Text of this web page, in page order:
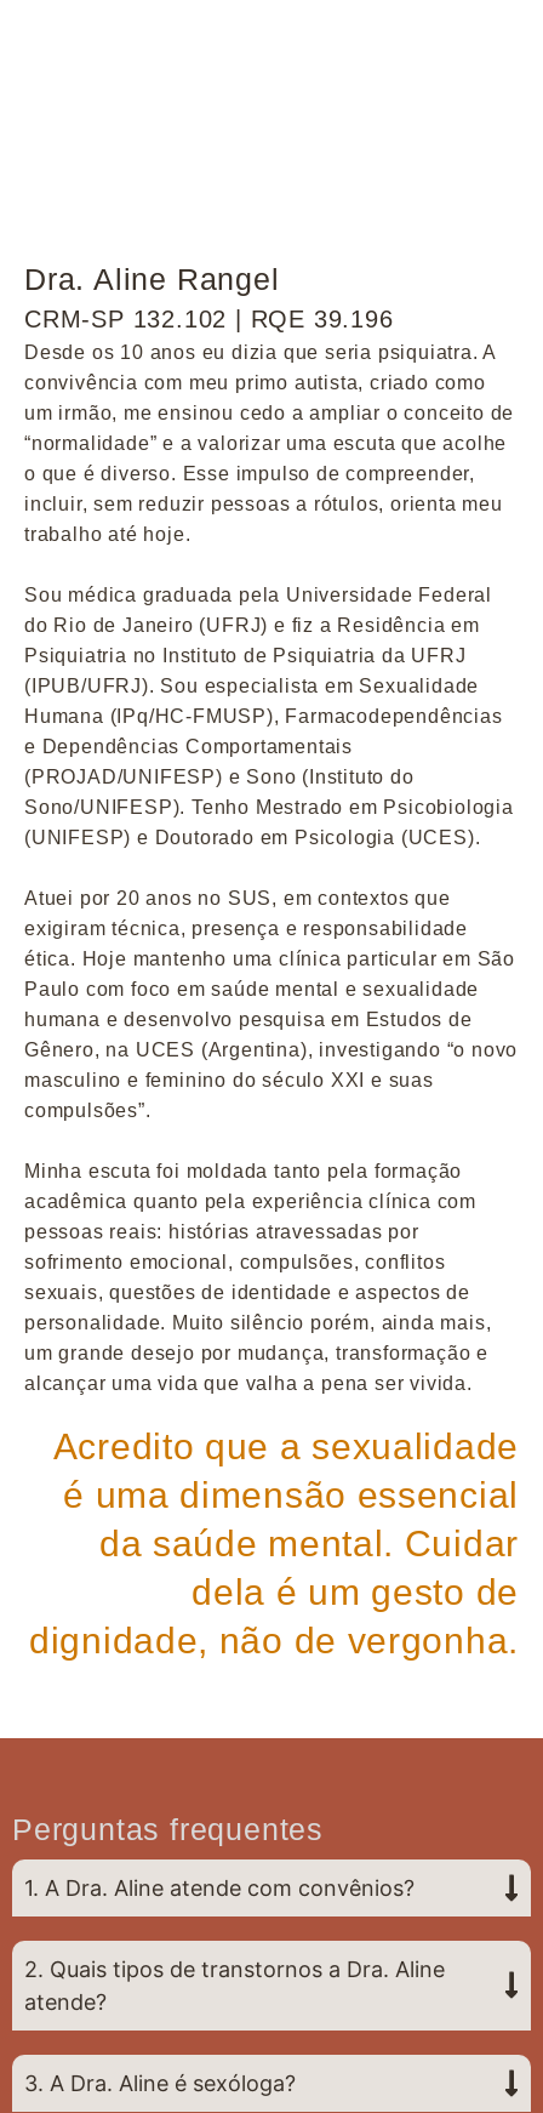
Dra. Aline Rangel
CRM-SP 132.102 | RQE 39.196
Desde os 10 anos eu dizia que seria psiquiatra. A
convivência com meu primo autista, criado como
um irmão, me ensinou cedo a ampliar o conceito de
“normalidade” e a valorizar uma escuta que acolhe
o que é diverso. Esse impulso de compreender,
incluir, sem reduzir pessoas a rótulos, orienta meu
trabalho até hoje.
Sou médica graduada pela Universidade Federal
do Rio de Janeiro (UFRJ) e fiz a Residência em
Psiquiatria no Instituto de Psiquiatria da UFRJ
(IPUB/UFRJ). Sou especialista em Sexualidade
Humana (IPq/HC-FMUSP), Farmacodependências
e Dependências Comportamentais
(PROJAD/UNIFESP) e Sono (Instituto do
Sono/UNIFESP). Tenho Mestrado em Psicobiologia
(UNIFESP) e Doutorado em Psicologia (UCES).
Atuei por 20 anos no SUS, em contextos que
exigiram técnica, presença e responsabilidade
ética. Hoje mantenho uma clínica particular em São
Paulo com foco em saúde mental e sexualidade
humana e desenvolvo pesquisa em Estudos de
Gênero, na UCES (Argentina), investigando “o novo
masculino e feminino do século XXI e suas
compulsões”.
Minha escuta foi moldada tanto pela formação
acadêmica quanto pela experiência clínica com
pessoas reais: histórias atravessadas por
sofrimento emocional, compulsões, conflitos
sexuais, questões de identidade e aspectos de
personalidade. Muito silêncio porém, ainda mais,
um grande desejo por mudança, transformação e
alcançar uma vida que valha a pena ser vivida.
Acredito que a sexualidade
é uma dimensão essencial
da saúde mental. Cuidar
dela é um gesto de
dignidade, não de vergonha.
Perguntas frequentes
1. A Dra. Aline atende com convênios?
2. Quais tipos de transtornos a Dra. Aline
atende?
3. A Dra. Aline é sexóloga?